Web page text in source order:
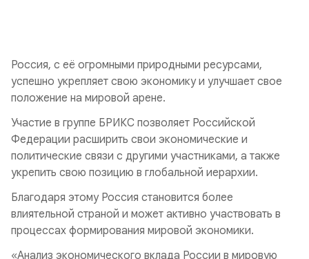
Россия, с её огромными природными ресурсами,
успешно укрепляет свою экономику и улучшает свое
положение на мировой арене.
Участие в группе БРИКС позволяет Российской
Федерации расширить свои экономические и
политические связи с другими участниками, а также
укрепить свою позицию в глобальной иерархии.
Благодаря этому Россия становится более
влиятельной страной и может активно участвовать в
процессах формирования мировой экономики.
«Анализ экономического вклада России в мировую